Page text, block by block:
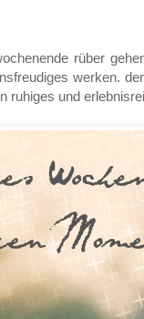
rüber
werken.
ruhiges und